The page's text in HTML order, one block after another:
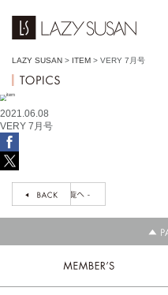
LAZY SUSAN > ITEM > VERY 7月号
2021.06.08
VERY 7月号